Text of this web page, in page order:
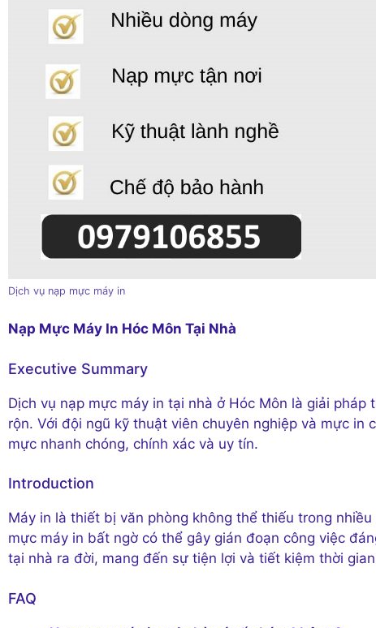
Dịch vụ nạp mực máy in
Nạp Mực Máy In Hóc Môn Tại Nhà
Executive Summary
Dịch vụ nạp mực máy in tại nhà ở Hóc Môn là giải
rộn. Với đội ngũ kỹ thuật viên chuyên nghiệp và mực
mực nhanh chóng, chính xác và uy tín.
Introduction
Máy in là thiết bị văn phòng không thể thiếu trong
mực máy in bất ngờ có thể gây gián đoạn công việc
tại nhà ra đời, mang đến sự tiện lợi và tiết kiệm thời
FAQ